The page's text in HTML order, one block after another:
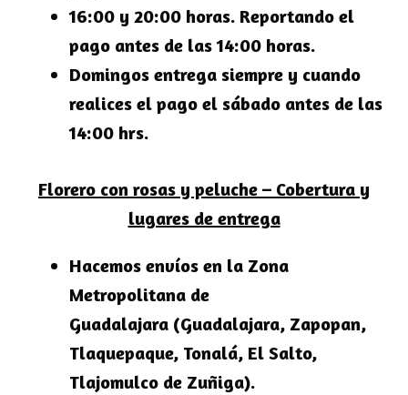
16:00 y 20:00 horas. Reportando el
pago antes de las 14:00 horas.
Domingos entrega siempre y cuando
realices el pago el sábado antes de las
14:00 hrs.
Florero con rosas y peluche – Cobertura y
lugares de entrega
Hacemos envíos en la Zona
Metropolitana de
Guadalajara (Guadalajara, Zapopan,
Tlaquepaque, Tonalá, El Salto,
Tlajomulco de Zuñiga).